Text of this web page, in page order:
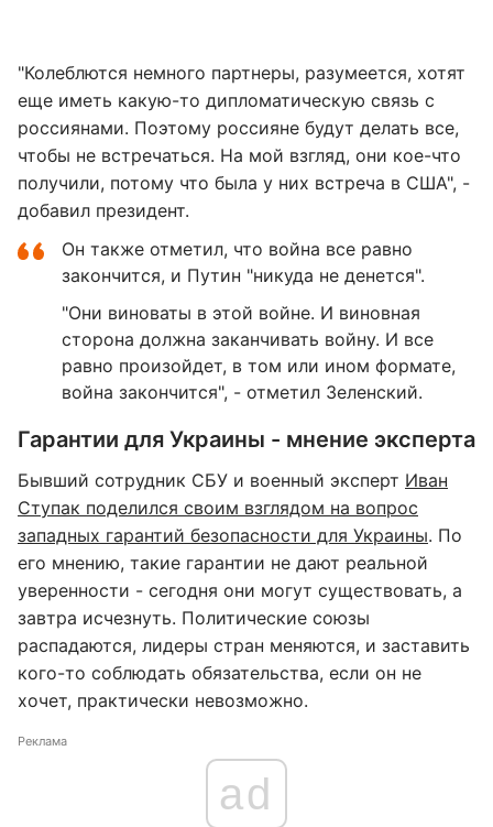
"Колеблются немного партнеры, разумеется, хотят
еще иметь какую-то дипломатическую связь с
россиянами. Поэтому россияне будут делать все,
чтобы не встречаться. На мой взгляд, они кое-что
получили, потому что была у них встреча в США", -
добавил президент.
Он также отметил, что война все равно
закончится, и Путин "никуда не денется".
"Они виноваты в этой войне. И виновная
сторона должна заканчивать войну. И все
равно произойдет, в том или ином формате,
война закончится", - отметил Зеленский.
Гарантии для Украины - мнение эксперта
Бывший сотрудник СБУ и военный эксперт Иван
Ступак поделился своим взглядом на вопрос
западных гарантий безопасности для Украины. По
его мнению, такие гарантии не дают реальной
уверенности - сегодня они могут существовать, а
завтра исчезнуть. Политические союзы
распадаются, лидеры стран меняются, и заставить
кого-то соблюдать обязательства, если он не
хочет, практически невозможно.
Реклама
ad